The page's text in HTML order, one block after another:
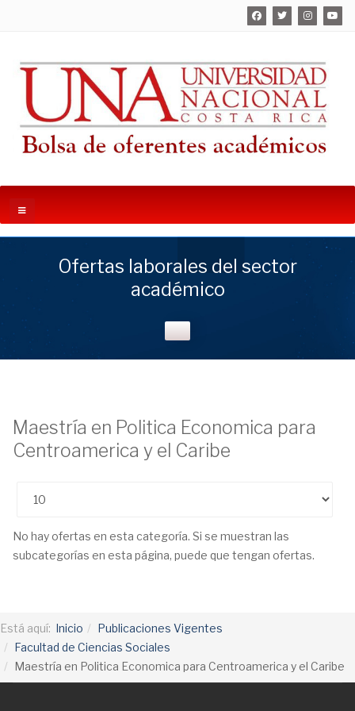
Ofertas laborales del sector
académico
Maestría en Politica Economica para
Centroamerica y el Caribe
No hay ofertas en esta categoría. Si se muestran las
subcategorías en esta página, puede que tengan ofertas.
Está aquí: Inicio
Publicaciones Vigentes
Facultad de Ciencias Sociales
Maestría en Politica Economica para Centroamerica y el Caribe